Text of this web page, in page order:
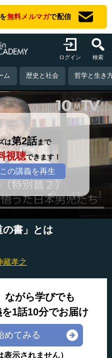
無料メルマガで配信
ログイン 検索
ム 歴史と社会 哲学と生き
は第2話まで
視聴できます！
の講義を再生
の書」とは
藏孝之
ながら学びでも
1話10分でお届け
めてみる
表示されません）